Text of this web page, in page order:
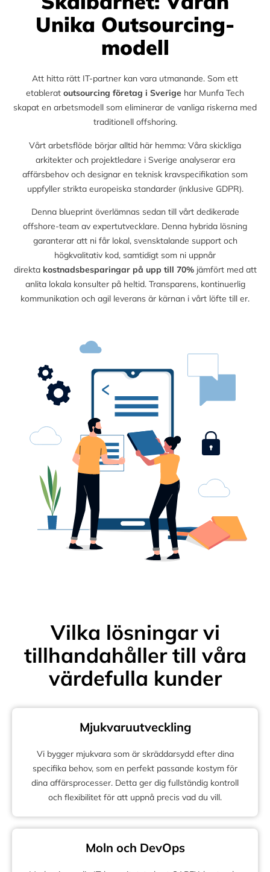
Unika Outsourcing-
modell
Att hitta rätt IT-partner kan vara utmanande. Som ett
etablerat outsourcing företag i Sverige har Munfa Tech
skapat en arbetsmodell som eliminerar de vanliga riskerna med
traditionell offshoring.
Vårt arbetsflöde börjar alltid här hemma: Våra skickliga
arkitekter och projektledare i Sverige analyserar era
affärsbehov och designar en teknisk kravspecifikation som
uppfyller strikta europeiska standarder (inklusive GDPR).
Denna blueprint överlämnas sedan till vårt dedikerade
offshore-team av expertutvecklare. Denna hybrida lösning
garanterar att ni får lokal, svensktalande support och
högkvalitativ kod, samtidigt som ni uppnår
direkta kostnadsbesparingar på upp till 70%jämfört med att
anlita lokala konsulter på heltid. Transparens, kontinuerlig
kommunikation och agil leverans är kärnan i vårt löfte till er.
Vilka lösningar vi
tillhandahåller till våra
värdefulla kunder
Mjukvaruutveckling
Vi bygger mjukvara som är skräddarsydd efter dina
specifika behov, som en perfekt passande kostym för
dina affärsprocesser. Detta ger dig fullständig kontroll
och flexibilitet för att uppnå precis vad du vill.
Moln och DevOps